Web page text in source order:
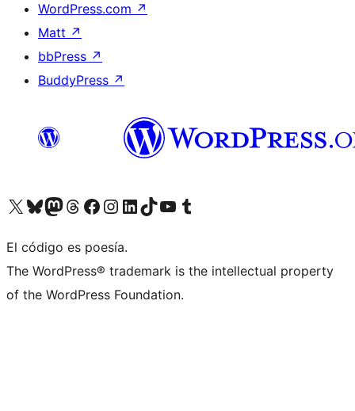
WordPress.com ↗
Matt ↗
bbPress ↗
BuddyPress ↗
Visitá nuestra cuenta de X (anteriormente Twitter)
Visitá nuestra cuenta de Bluesky
Visitá nuestra cuenta de Mastodon
Visitá nuestra cuenta de Threads
Visitá nuestra página de Facebook
Visitá nuestra cuenta de Instagram
Visitá nuestra cuenta de LinkedIn
Visitá nuestra cuenta de TikTok
Visitá nuestro canal de YouTube
Visitá nuestra cuenta de Tumblr
El código es poesía.
The WordPress® trademark is the intellectual property
of the WordPress Foundation.